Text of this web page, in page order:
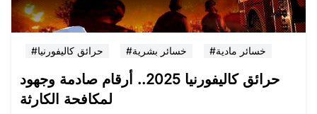
#حرائق كاليفورنيا #خسائر بشرية #خسائر مادية
حرائق كاليفورنيا 2025.. أرقام صادمة وجهود
لمكافحة الكارثة